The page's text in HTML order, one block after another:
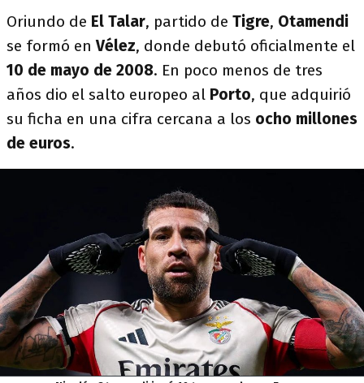
Oriundo de El Talar, partido de Tigre, Otamendi
se formó enVélez, donde debutó oficialmente el
10 de mayo de 2008. En poco menos de tres
años dio el salto europeo al Porto, que adquirió
su ficha en una cifra cercana a los ocho millones
de euros.